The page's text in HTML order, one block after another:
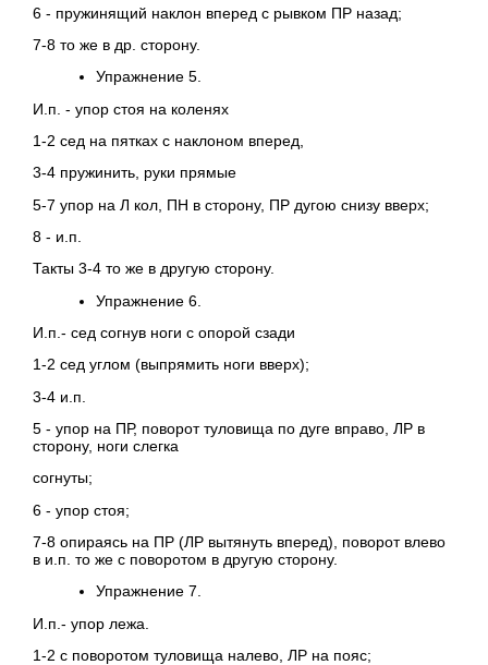
6 - пружинящий наклон вперед с рывком ПР назад;
7-8 то же в др. сторону.
Упражнение 5.
И.п. - упор стоя на коленях
1-2 сед на пятках с наклоном вперед,
3-4 пружинить, руки прямые
5-7 упор на Л кол, ПН в сторону, ПР дугою снизу вверх;
8 - и.п.
Такты 3-4 то же в другую сторону.
Упражнение 6.
И.п.- сед согнув ноги с опорой сзади
1-2 сед углом (выпрямить ноги вверх);
3-4 и.п.
5 - упор на ПР, поворот туловища по дуге вправо, ЛР в
сторону, ноги слегка
согнуты;
6 - упор стоя;
7-8 опираясь на ПР (ЛР вытянуть вперед), поворот влево
в и.п. то же с поворотом в другую сторону.
Упражнение 7.
И.п.- упор лежа.
1-2 с поворотом туловища налево, ЛР на пояс;